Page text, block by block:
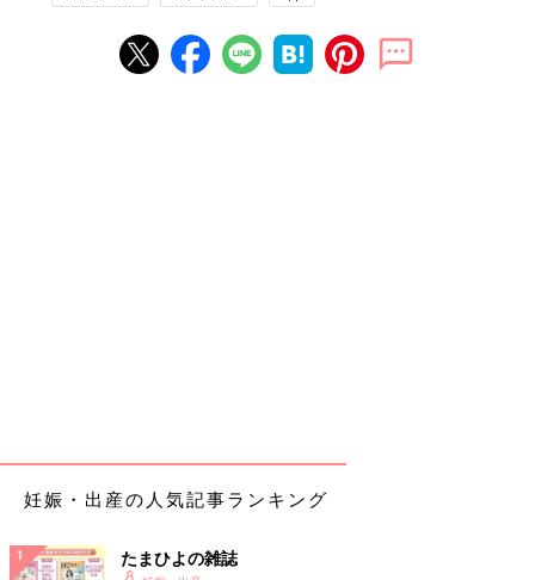
妊娠・出産の人気記事ランキング
たまひよの雑誌